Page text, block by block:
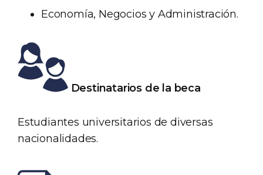
Economía, Negocios y Administración.
Destinatarios de la beca
Estudiantes universitarios de diversas
nacionalidades.